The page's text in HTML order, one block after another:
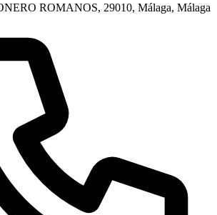
ROMANOS, 29010, Málaga, Málaga